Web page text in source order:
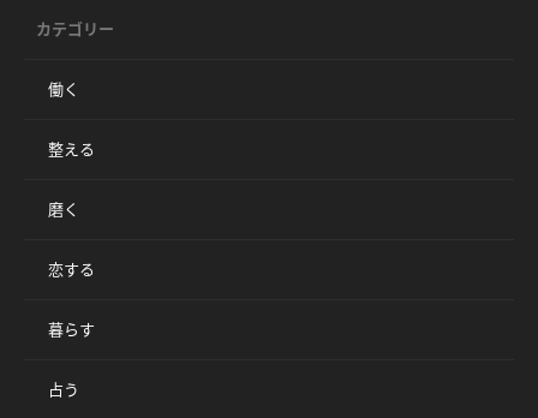
カテゴリー
働く
整える
磨く
恋する
暮らす
占う